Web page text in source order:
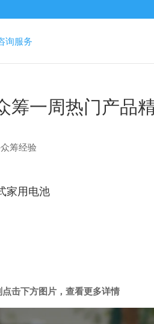
一周热门产品
筹经验
家用电池
点击下方图片，查看更多详情